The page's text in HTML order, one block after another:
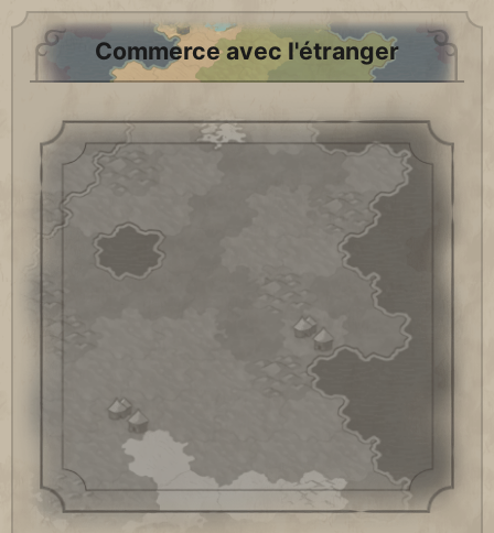
Commerce avec l'étranger